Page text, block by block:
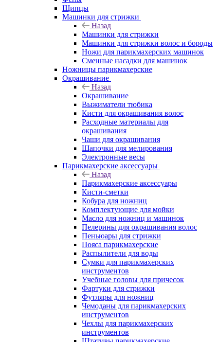
Щипцы
Машинки для стрижки
Назад
Машинки для стрижки
Машинки для стрижки волос и бороды
Ножи для парикмахерских машинок
Сменные насадки для машинок
Ножницы парикмахерские
Окрашивание
Назад
Окрашивание
Выжиматели тюбика
Кисти для окрашивания волос
Расходные материалы для
окрашивания
Чаши для окрашивания
Шапочки для мелирования
Электронные весы
Парикмахерские аксессуары
Назад
Парикмахерские аксессуары
Кисти-сметки
Кобура для ножниц
Комплектующие для мойки
Масло для ножниц и машинок
Пелерины для окрашивания волос
Пеньюары для стрижки
Пояса парикмахерские
Распылители для воды
Сумки для парикмахерских
инструментов
Учебные головы для причесок
Фартуки для стрижки
Футляры для ножниц
Чемоданы для парикмахерских
инструментов
Чехлы для парикмахерских
инструментов